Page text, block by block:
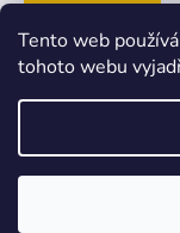
Tento web
tohoto webu